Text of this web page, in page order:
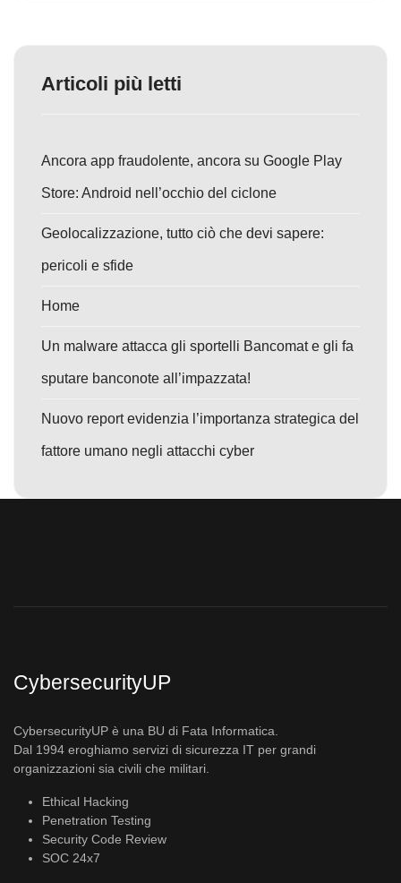
Articoli più letti
Ancora app fraudolente, ancora su Google Play
Store: Android nell’occhio del ciclone
Geolocalizzazione, tutto ciò che devi sapere:
pericoli e sfide
Home
Un malware attacca gli sportelli Bancomat e gli fa
sputare banconote all’impazzata!
Nuovo report evidenzia l’importanza strategica del
fattore umano negli attacchi cyber
CybersecurityUP
CybersecurityUP è una BU di Fata Informatica.
Dal 1994 eroghiamo servizi di sicurezza IT per grandi
organizzazioni sia civili che militari.
Ethical Hacking
Penetration Testing
Security Code Review
SOC 24x7